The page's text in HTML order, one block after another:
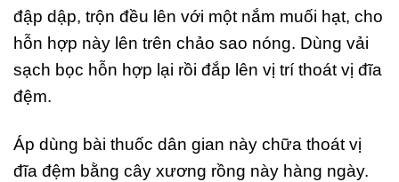
đập dập, trộn đều lên với một nắm muối hạt, cho
hỗn hợp này lên trên chảo sao nóng. Dùng vải
sạch bọc hỗn hợp lại rồi đắp lên vị trí thoát vị đĩa
đệm.
Áp dùng bài thuốc dân gian này chữa thoát vị
đĩa đệm bằng cây xương rồng này hàng ngày.